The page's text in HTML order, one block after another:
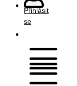
Přihlásit
se